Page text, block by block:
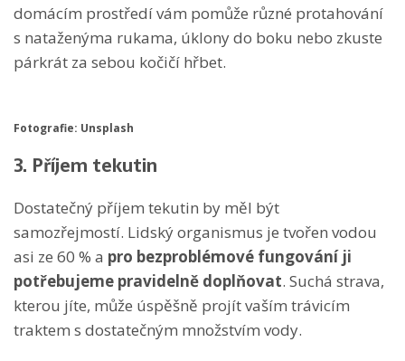
domácím prostředí vám pomůže různé protahování
s nataženýma rukama, úklony do boku nebo zkuste
párkrát za sebou kočičí hřbet.
Fotografie: Unsplash
3. Příjem tekutin
Dostatečný příjem tekutin by měl být
samozřejmostí. Lidský organismus je tvořen vodou
asi ze 60 % a pro bezproblémové fungování ji
potřebujeme pravidelně doplňovat. Suchá strava,
kterou jíte, může úspěšně projít vaším trávicím
traktem s dostatečným množstvím vody.